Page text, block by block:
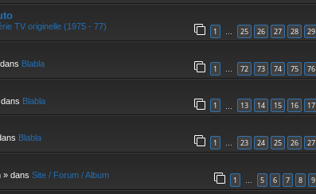
TV originelle (1975 - 77) 1 … 25 26 27 28 29
Blabla 1 … 72 73 74 75 76
Blabla 1 13 14 15 16 17
Blabla 1 … 23 24 25 26 27
» dans Site / Forum / Album 1 … 5 6 7 8 9